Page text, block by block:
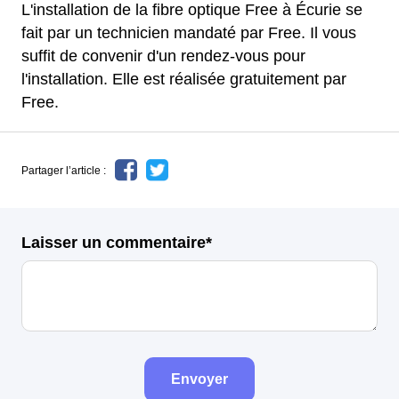
L'installation de la fibre optique Free à Écurie se
fait par un technicien mandaté par Free. Il vous
suffit de convenir d'un rendez-vous pour
l'installation. Elle est réalisée gratuitement par
Free.
Partager l’article :
Laisser un commentaire*
Envoyer